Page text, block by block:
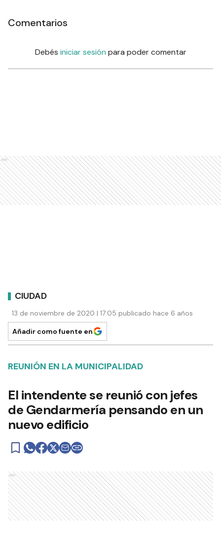
Comentarios
Debés iniciar sesión para poder comentar
Ads
CIUDAD
13 de noviembre de 2020 | 17:05 publicado hace 6 años
Añadir como fuente en
REUNIÓN EN LA MUNICIPALIDAD
El intendente se reunió con jefes
de Gendarmería pensando en un
nuevo edificio
Ads